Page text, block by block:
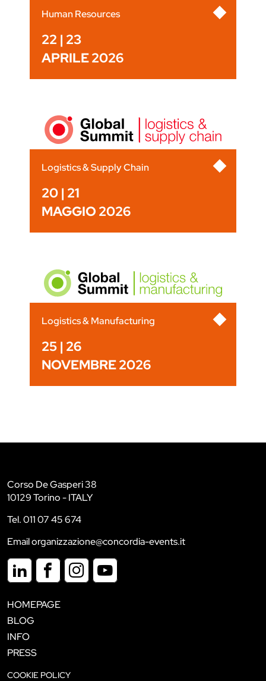
Human Resources
22 | 23
APRILE 2026
Logistics & Supply Chain
20 | 21
MAGGIO 2026
Logistics & Manufacturing
25 | 26
NOVEMBRE 2026
Corso De Gasperi 38
10129 Torino - ITALY
Tel. 011 07 45 674
Email organizzazione@concordia-events.it
HOMEPAGE
BLOG
INFO
PRESS
COOKIE POLICY